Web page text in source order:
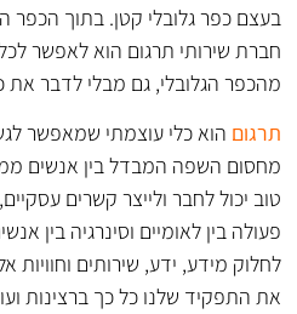
בעצם כפר גלובלי קטן. בתוך הכפר
חברת שירותי תרגום הוא לאפשר
מהכפר הגלובלי, גם מבלי לדבר את
תרגום הוא כלי עוצמתי שמאפשר
מחסום השפה המבדל בין אנשים
טוב יכול לחבר ולייצר קשרים
פעולה בין לאומיים וסינרגיה בין
לחלוק מידע, ידע, שירותים וחוויות
את התפקיד שלנו כל כך ברצינות